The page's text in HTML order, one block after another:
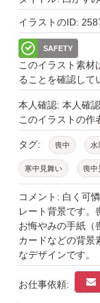
イラストのID:
SAFETY
このイラスト素材
ることを確認して
本人確認: 本人確
このイラストの作
タグ: 喪中 水
寒中見舞い 喪中
挨拶状 お悔やみ
イラスト
コメント: 白く可
レート背景です。
お悔やみの手紙（
カードなどの背景
なデザインです。
お仕事依頼: